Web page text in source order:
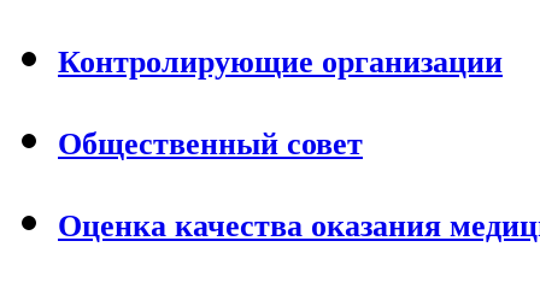
Контролирующие организации
Общественный совет
Оценка качества оказания